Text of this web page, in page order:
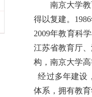
南京大学
得以复建。 1986
2009年教育科
江苏省教育厅
构，南京大学
经过多年建设
体系，拥有教